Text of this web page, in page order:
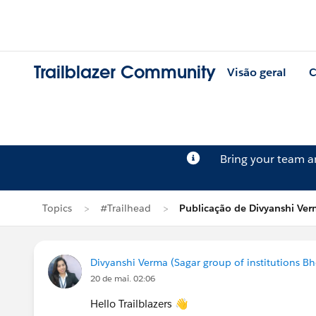
Trailblazer Community Visão geral
Bring your team
Topics #Trailhead Publicação de Divyanshi
Divyanshi Verma (Sagar group of institutions
20 de mai. 02:06
Hello Trailblazers 👋